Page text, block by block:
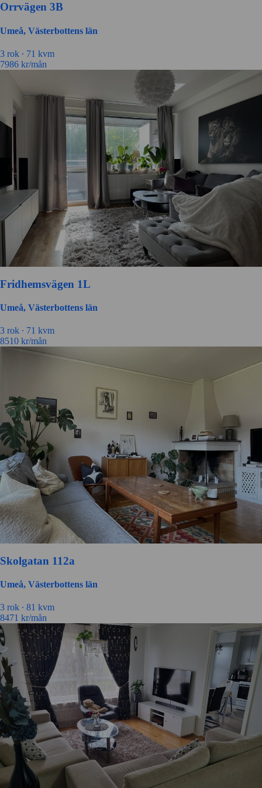
Orrvägen 3B
Umeå, Västerbottens län
3 rok ∙ 71 kvm
7986 kr/mån
Fridhemsvägen 1L
Umeå, Västerbottens län
3 rok ∙ 71 kvm
8510 kr/mån
Skolgatan 112a
Umeå, Västerbottens län
3 rok ∙ 81 kvm
8471 kr/mån